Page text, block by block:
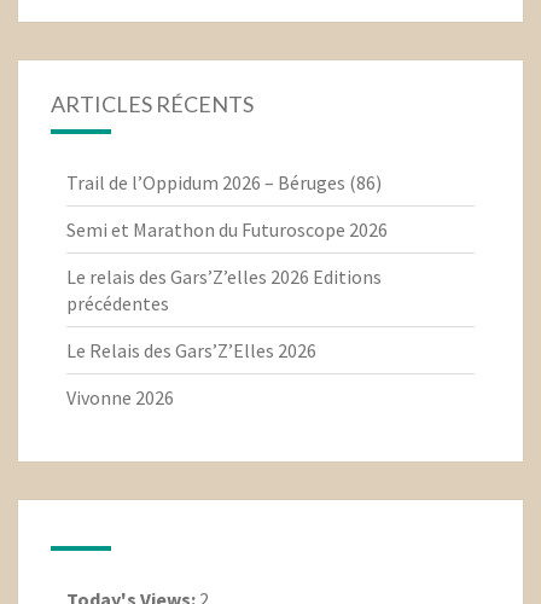
ARTICLES RÉCENTS
Trail de l’Oppidum 2026 – Béruges (86)
Semi et Marathon du Futuroscope 2026
Le relais des Gars’Z’elles 2026 Editions
précédentes
Le Relais des Gars’Z’Elles 2026
Vivonne 2026
Today's Views: 2